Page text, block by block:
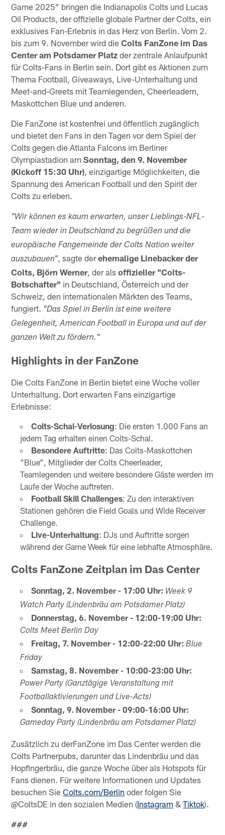
Game 2025" bringen die Indianapolis Colts und Lucas
Oil Products, der offizielle globale Partner der Colts, ein
exklusives Fan-Erlebnis in das Herz von Berlin. Vom 2.
bis zum 9. November wird dieColts FanZone im Das
Center am Potsdamer Platz der zentrale Anlaufpunkt
für Colts-Fans in Berlin sein. Dort gibt es Aktionen zum
Thema Football, Giveaways, Live-Unterhaltung und
Meet-and-Greets mit Teamlegenden, Cheerleadern,
Maskottchen Blue und anderen.
Die FanZone ist kostenfrei und öffentlich zugänglich
und bietet den Fans in den Tagen vor dem Spiel der
Colts gegen die Atlanta Falcons im Berliner
Olympiastadion amSonntag, den 9. November
(Kickoff 15:30 Uhr) , einzigartige Möglichkeiten, die
Spannung des American Football und den Spirit der
Colts zu erleben.
"Wir können es kaum erwarten, unser Lieblings-NFL-
Team wieder in Deutschland zu begrüßen und die
europäische Fangemeinde der Colts Nation weiter
auszubauen" , sagte derehemalige Linebacker der
Colts, Björn Werner, der alsoffizieller "Colts-
Botschafter" in Deutschland, Österreich und der
Schweiz, den internationalen Märkten des Teams,
fungiert. "Das Spiel in Berlin ist eine weitere
Gelegenheit, American Football in Europa und auf der
ganzen Welt zu fördern."
Highlights in der FanZone
Die Colts FanZone in Berlin bietet eine Woche voller
Unterhaltung. Dort erwarten Fans einzigartige
Erlebnisse:
Colts-Schal-Verlosung: Die ersten 1.000 Fans an
jedem Tag erhalten einen Colts-Schal.
Besondere Auftritte: Das Colts-Maskottchen
"Blue", Mitglieder der Colts Cheerleader,
Teamlegenden und weitere besondere Gäste werden im
Laufe der Woche auftreten.
Football Skill Challenges: Zu den interaktiven
Stationen gehören die Field Goals und Wide Receiver
Challenge.
Live-Unterhaltung: DJs und Auftritte sorgen
während der Game Week für eine lebhafte Atmosphäre.
Colts FanZone Zeitplan im Das Center
Sonntag, 2. November - 17:00 Uhr: Week 9
Watch Party (Lindenbräu am Potsdamer Platz)
Donnerstag, 6. November - 12:00-19:00 Uhr:
Colts Meet Berlin Day
Freitag, 7. November - 12:00-22:00 Uhr: Blue
Friday
Samstag, 8. November - 10:00-23:00 Uhr:
Power Party (Ganztägige Veranstaltung mit
Footballaktivierungen und Live-Acts)
Sonntag, 9. November - 09:00-16:00 Uhr:
Gameday Party (Lindenbräu am Potsdamer Platz)
Zusätzlich zu derFanZone im Das Center werden die
Colts Partnerpubs, darunter das Lindenbräu und das
Hopfingerbräu, die ganze Woche über als Hotspots für
Fans dienen. Für weitere Informationen und Updates
besuchen SieColts.com/Berlin oder folgen Sie
@ColtsDE in den sozialen Medien (Instagram &Tiktok).
###